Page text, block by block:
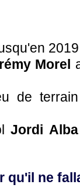
Morel
de
Jordi Alba
qu'il ne